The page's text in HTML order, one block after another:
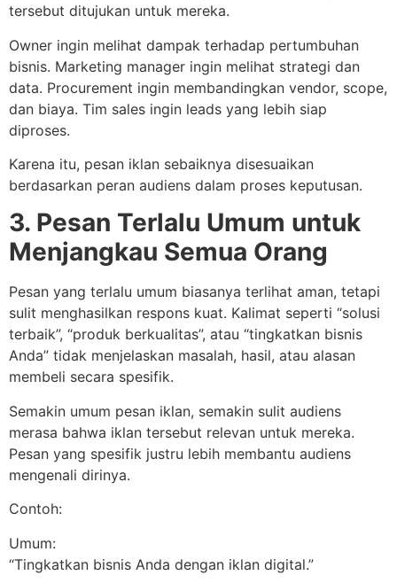
tersebut ditujukan untuk mereka.
Owner ingin melihat dampak terhadap pertumbuhan
bisnis. Marketing manager ingin melihat strategi dan
data. Procurement ingin membandingkan vendor, scope,
dan biaya. Tim sales ingin leads yang lebih siap
diproses.
Karena itu, pesan iklan sebaiknya disesuaikan
berdasarkan peran audiens dalam proses keputusan.
3. Pesan Terlalu Umum untuk
Menjangkau Semua Orang
Pesan yang terlalu umum biasanya terlihat aman, tetapi
sulit menghasilkan respons kuat. Kalimat seperti “solusi
terbaik”, “produk berkualitas”, atau “tingkatkan bisnis
Anda” tidak menjelaskan masalah, hasil, atau alasan
membeli secara spesifik.
Semakin umum pesan iklan, semakin sulit audiens
merasa bahwa iklan tersebut relevan untuk mereka.
Pesan yang spesifik justru lebih membantu audiens
mengenali dirinya.
Contoh:
Umum:
“Tingkatkan bisnis Anda dengan iklan digital.”